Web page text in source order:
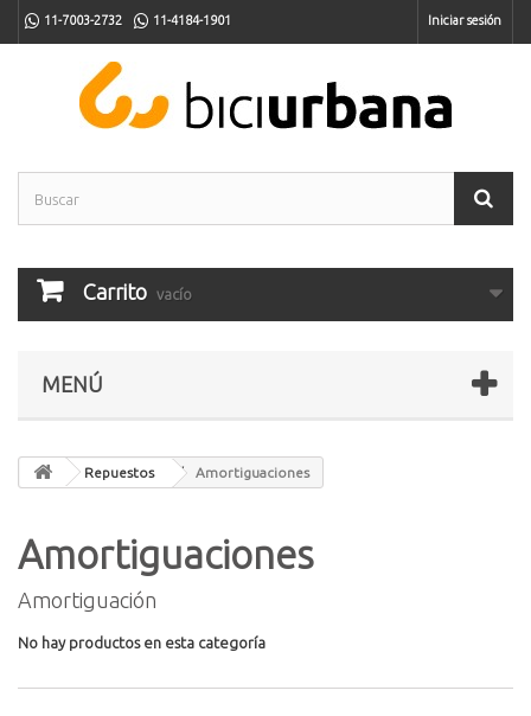
11-7003-2732 11-4184-1901 Iniciar sesión
Carrito vacío
MENÚ
Repuestos Amortiguaciones
Amortiguaciones
Amortiguación
No hay productos en esta categoría